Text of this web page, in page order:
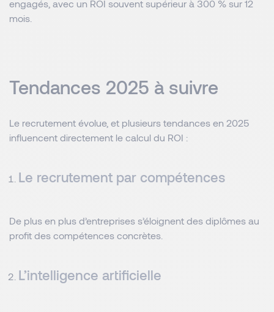
engagés, avec un ROI souvent supérieur à 300 % sur 12
mois.
Tendances 2025 à suivre
Le recrutement évolue, et plusieurs tendances en 2025
influencent directement le calcul du ROI :
Le recrutement par compétences
De plus en plus d’entreprises s’éloignent des diplômes au
profit des compétences concrètes.
L’intelligence artificielle